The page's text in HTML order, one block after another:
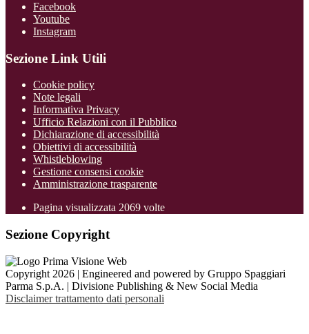
Facebook
Youtube
Instagram
Sezione Link Utili
Cookie policy
Note legali
Informativa Privacy
Ufficio Relazioni con il Pubblico
Dichiarazione di accessibilità
Obiettivi di accessibilità
Whistleblowing
Gestione consensi cookie
Amministrazione trasparente
Pagina visualizzata 2069 volte
Sezione Copyright
Copyright 2026 | Engineered and powered by Gruppo Spaggiari
Parma S.p.A. | Divisione Publishing & New Social Media
Disclaimer trattamento dati personali